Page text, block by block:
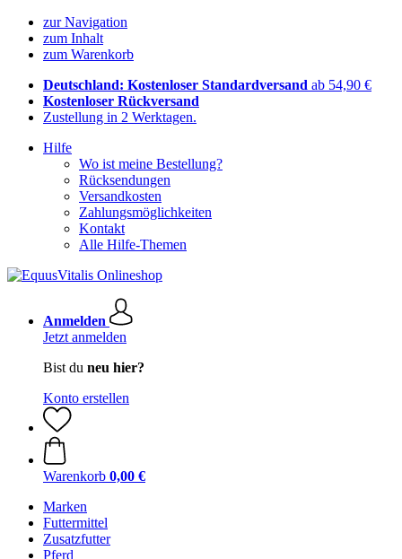
zur Navigation
zum Inhalt
zum Warenkorb
Deutschland: Kostenloser Standardversand ab 54,90 €
Kostenloser Rückversand
Zustellung in 2 Werktagen.
Hilfe
Wo ist meine Bestellung?
Rücksendungen
Versandkosten
Zahlungsmöglichkeiten
Kontakt
Alle Hilfe-Themen
Anmelden
Jetzt anmelden
Bist du neu hier?
Konto erstellen
Warenkorb 0,00 €
Marken
Futtermittel
Zusatzfutter
Pferd